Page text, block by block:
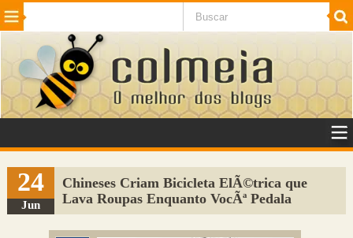
Beleza Cinema e TV
Internet Jogos NotÃ­cias SaÃºde
VeÃ­culos Adulto
Sugerir Link
Adicionar Blog
Colmeia Exchange
24
Jun
Chineses Criam Bicicleta ElÃ©trica que
Lava Roupas Enquanto VocÃª Pedala